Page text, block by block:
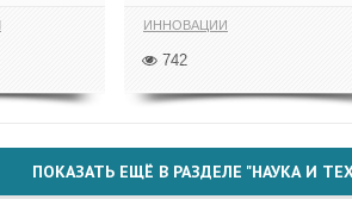
ИННОВАЦИИ
742
ПОКАЗАТЬ ЕЩЁ В РАЗДЕЛЕ "НАУКА И